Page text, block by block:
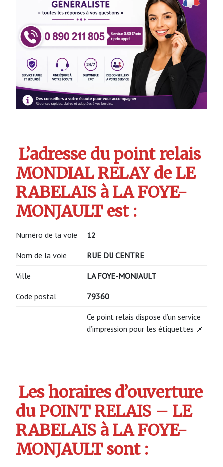
L’adresse du point relais
MONDIAL RELAY de LE
RABELAIS à LA FOYE-
MONJAULT est :
Numéro de la voie 12
Nom de la voie RUE DU CENTRE
Ville LA FOYE-MONJAULT
Code postal 79360
Ce point relais dispose d’un service
d’impression pour les étiquettes 📌
Les horaires d’ouverture
du POINT RELAIS – LE
RABELAIS à LA FOYE-
MONJAULT sont :